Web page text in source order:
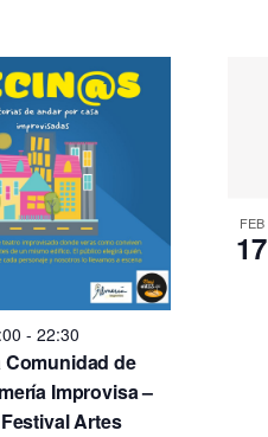
-22:30
Comunidad de
Improvisa –
Artes
FEB
17